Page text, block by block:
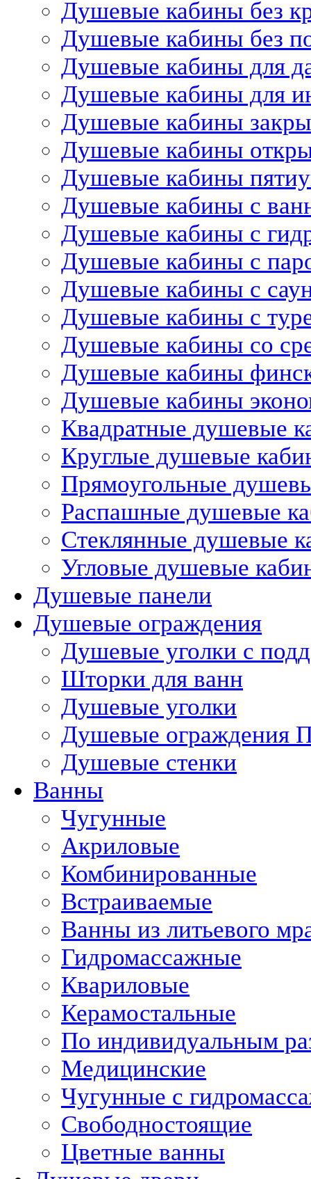
Душевые кабины без
Душевые кабины без
Душевые кабины для
Душевые кабины для
Душевые кабины
Душевые кабины
Душевые кабины
Душевые кабины с
Душевые кабины с
Душевые кабины с
Душевые кабины с
Душевые кабины с
Душевые кабины со
Душевые кабины
Душевые кабины
Квадратные душевые
Круглые душевые
Прямоугольные
Распашные душевые
Стеклянные душевые
Угловые душевые
Душевые панели
Душевые ограждения
Душевые уголки с
Шторки для ванн
Душевые уголки
Душевые ограждения
Душевые стенки
Ванны
Чугунные
Акриловые
Комбинированные
Встраиваемые
Ванны из литьевого
Гидромассажные
Квариловые
Керамостальные
По индивидуальным
Медицинские
Чугунные с
Свободностоящие
Цветные ванны